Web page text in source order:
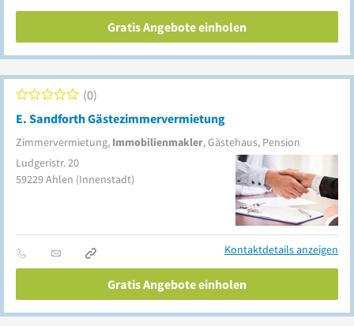
Gratis Angebote einholen
E. Sandforth Gästezimmervermietung
Zimmervermietung, Immobilienmakler, Gästehaus, Pension
0
Ludgeristr. 20
59229Ahlen (Innenstadt)
Kontaktdetails anzeigen
Gratis Angebote einholen